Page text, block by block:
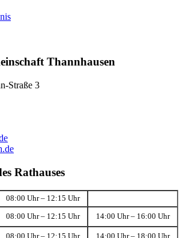
Thannhausen
Straße 3
Rathauses
08:00 Uhr – 12:15 Uhr
08:00 Uhr – 12:15 Uhr 14:00 Uhr – 16:00 Uhr